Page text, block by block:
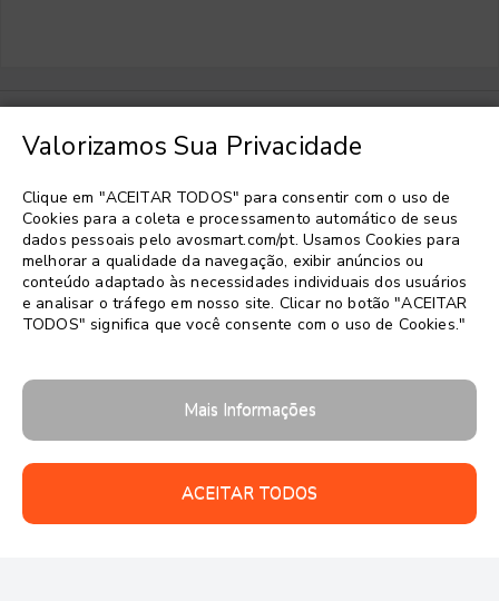
Escolher idioma ▼
Valorizamos Sua Privacidade
Clique em "ACEITAR TODOS" para consentir com o uso de
Cookies para a coleta e processamento automático de seus
dados pessoais pelo avosmart.com/pt. Usamos Cookies para
melhorar a qualidade da navegação, exibir anúncios ou
conteúdo adaptado às necessidades individuais dos usuários
e analisar o tráfego em nosso site. Clicar no botão "ACEITAR
TODOS" significa que você consente com o uso de Cookies."
Mais Informações
ACEITAR TODOS